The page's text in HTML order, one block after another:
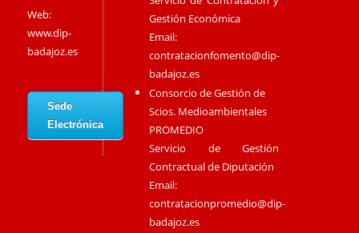
Web:
www.dip-
badajoz.es
Sede
Electrónica
Gestión Económica
Email:
contratacionfomento@dip-
badajoz.es
Consorcio de Gestión de
Scios. Medioambientales
PROMEDIO
Servicio de Gestión
Contractual de Diputación
Email:
contratacionpromedio@dip-
badajoz.es